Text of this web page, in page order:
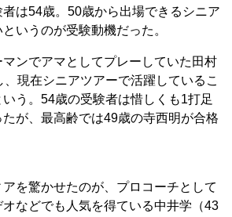
は54歳。50歳から出場できるシニア
いうのが受験動機だった。
ンでアマとしてプレーしていた田村
現在シニアツアーで活躍しているこ
う。54歳の受験者は惜しくも1打足
が、最高齢では49歳の寺西明が合格
を驚かせたのが、プロコーチとして
などでも人気を得ている中井学（43